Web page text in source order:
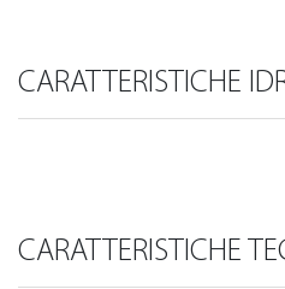
CARATTERISTICHE
CARATTERISTICHE